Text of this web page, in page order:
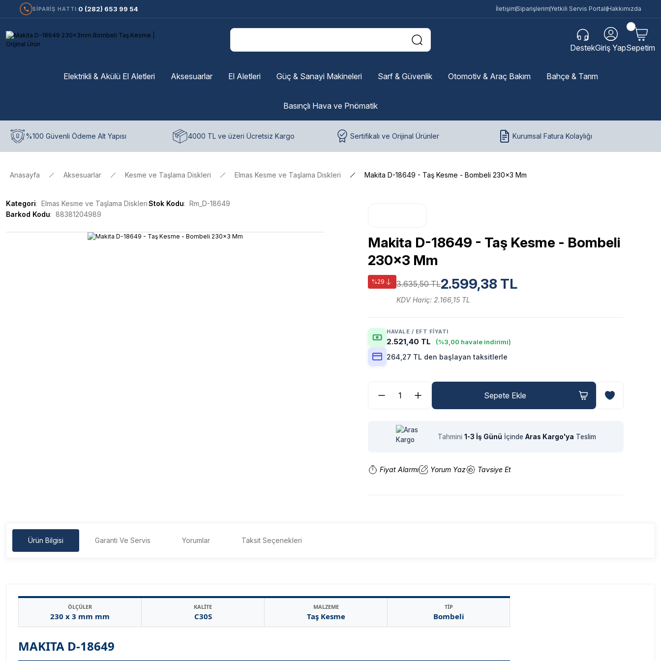
SİPARİŞ HATTI: 0 (282) 653 99 54 İletişimSiparişlerim Yetkili Servis Portalı Hakkımızda
DestekGiriş YapSepetim
Elektrikli & Akülü El Aletleri Aksesuarlar El Aletleri Güç & Sanayi Makineleri Sarf & Güvenlik Otomotiv & Araç Bakım Bahçe & Tarım
Basınçlı Hava ve Pnömatik
%100 Güvenli Ödeme Alt Yapısı 4000 TL ve üzeri Ücretsiz Kargo Sertifikalı ve Orijinal Ürünler Kurumsal Fatura Kolaylığı
Anasayfa Aksesuarlar Kesme ve Taşlama Diskleri Elmas Kesme ve Taşlama Diskleri Makita D-18649 - Taş Kesme - Bombeli 230x3 Mm
Kategori Elmas Kesme ve Taşlama DiskleriStok Kodu
Rm_D-18649
Barkod Kodu
88381204989
Makita D-18649 - Taş Kesme - Bombeli
230x3 Mm
%29 3.635,50 TL2.599,38 TL
KDV Hariç: 2.166,15 TL
HAVALE / EFT FIYATI
2.521,40 TL (%3,00 havale indirimi)
264,27 TL den başlayan taksitlerle
Sepete Ekle
Tahmini 1-3 İş Günü İçinde Aras Kargo'ya Teslim
Fiyat Alarmı Yorum Yaz Tavsiye Et
Ürün Bilgisi Garanti Ve Servis Yorumlar Taksit Seçenekleri
ÖLÇÜLER
230 x 3 mm mm
KALİTE
C30S
MALZEME
Taş Kesme
TİP
Bombeli
MAKITA D-18649